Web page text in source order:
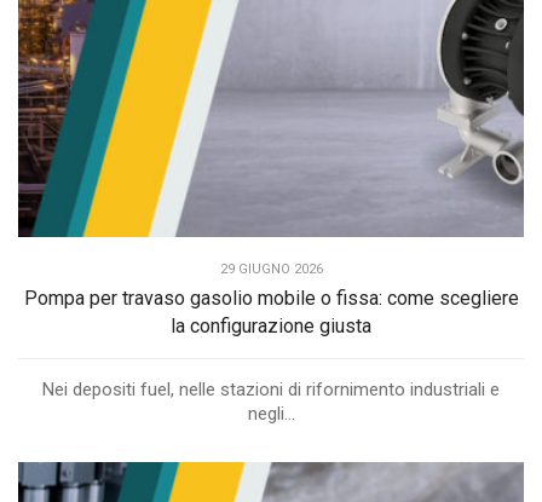
29 GIUGNO 2026
Pompa per travaso gasolio mobile o fissa: come scegliere
la configurazione giusta
Nei depositi fuel, nelle stazioni di rifornimento industriali e
negli...